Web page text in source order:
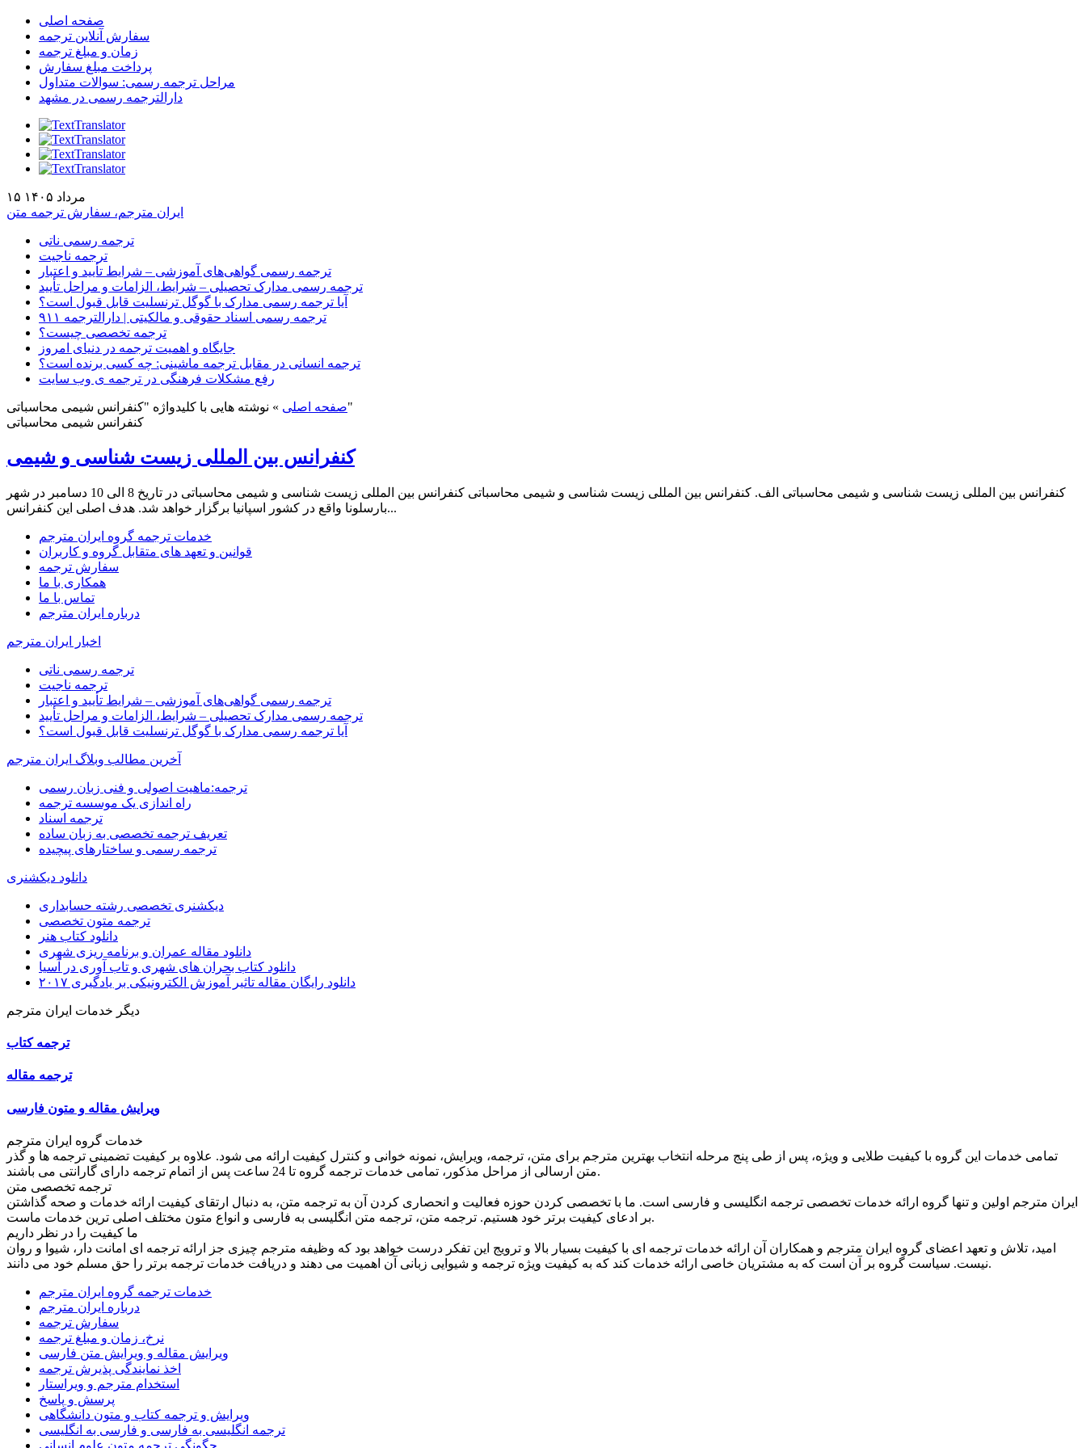
صفحه اصلی
سفارش آنلاین ترجمه
زمان و مبلغ ترجمه
پرداخت مبلغ سفارش
مراحل ترجمه رسمی: سوالات متداول
دارالترجمه رسمی در مشهد
۱۵ مرداد ۱۴۰۵
ایران مترجم، سفارش ترجمه متن
ترجمه رسمی ناتی
ترجمه ناجیت
ترجمه رسمی گواهی‌های آموزشی – شرایط تأیید و اعتبار
ترجمه رسمی مدارک تحصیلی – شرایط، الزامات و مراحل تأیید
آیا ترجمه رسمی مدارک با گوگل ترنسلیت قابل قبول است؟
ترجمه رسمی اسناد حقوقی و مالکیتی | دارالترجمه ۹۱۱
ترجمه تخصصی چیست؟
جایگاه و اهمیت ترجمه در دنیای امروز
ترجمه انسانی در مقابل ترجمه ماشینی: چه کسی برنده است؟
رفع مشکلات فرهنگی در ترجمه ی وب سایت
صفحه اصلی »
نوشته هایی با کلیدواژه "کنفرانس شیمی محاسباتی"
کنفرانس شیمی محاسباتی
کنفرانس بین المللی زیست شناسی و شیمی
کنفرانس بین المللی زیست شناسی و شیمی محاسباتی الف. کنفرانس بین المللی زیست شناسی و شیمی محاسباتی کنفرانس بین المللی زیست شناسی و شیمی محاسباتی در تاریخ 8 الی 10 دسامبر در شهر
بارسلونا واقع در کشور اسپانیا برگزار خواهد شد. هدف اصلی این کنفرانس...
خدمات ترجمه گروه ایران مترجم
قوانین و تعهد های متقابل گروه و کاربران
سفارش ترجمه
همکاری با ما
تماس با ما
درباره ایران مترجم
اخبار ایران مترجم
ترجمه رسمی ناتی
ترجمه ناجیت
ترجمه رسمی گواهی‌های آموزشی – شرایط تأیید و اعتبار
ترجمه رسمی مدارک تحصیلی – شرایط، الزامات و مراحل تأیید
آیا ترجمه رسمی مدارک با گوگل ترنسلیت قابل قبول است؟
آخرین مطالب وبلاگ ایران مترجم
ترجمه:ماهیت اصولی و فنی زبان رسمی
راه اندازی یک موسسه ترجمه
ترجمه اسناد
تعریف ترجمه تخصصی به زبان ساده
ترجمه رسمی و ساختارهای پیچیده
دانلود دیکشنری
دیکشنری تخصصی رشته حسابداری
ترجمه متون تخصصی
دانلود کتاب هنر
دانلود مقاله عمران و برنامه ریزی شهری
دانلود کتاب بحران های شهری و تاب آوری در آسیا
دانلود رایگان مقاله تاثیر آموزش الکترونیکی بر یادگیری ۲۰۱۷
دیگر خدمات ایران مترجم
ترجمه کتاب
ترجمه مقاله
ویرایش مقاله و متون فارسی
خدمات گروه ایران مترجم
تمامی خدمات این گروه با کیفیت طلایی و ویژه، پس از طی پنج مرحله انتخاب بهترین مترجم برای متن، ترجمه، ویرایش، نمونه خوانی و کنترل کیفیت ارائه می شود. علاوه بر کیفیت تضمینی ترجمه ها و گذر
متن ارسالی از مراحل مذکور، تمامی خدمات ترجمه گروه تا 24 ساعت پس از اتمام ترجمه دارای گارانتی می باشند.
ترجمه تخصصی متن
ایران مترجم اولین و تنها گروه ارائه خدمات تخصصی ترجمه انگلیسی و فارسی است. ما با تخصصی کردن حوزه فعالیت و انحصاری کردن آن به ترجمه متن، به دنبال ارتقای کیفیت ارائه خدمات و صحه گذاشتن
بر ادعای کیفیت برتر خود هستیم. ترجمه متن، ترجمه متن انگلیسی به فارسی و انواع متون مختلف اصلی ترین خدمات ماست.
ما کیفیت را در نظر داریم
امید، تلاش و تعهد اعضای گروه ایران مترجم و همکاران آن ارائه خدمات ترجمه ای با کیفیت بسیار بالا و ترویج این تفکر درست خواهد بود که وظیفه مترجم چیزی جز ارائه ترجمه ای امانت دار، شیوا و روان
نیست. سیاست گروه بر آن است که به مشتریان خاصی ارائه خدمات کند که به کیفیت ویژه ترجمه و شیوایی زبانی آن اهمیت می دهند و دریافت خدمات ترجمه برتر را حق مسلم خود می دانند.
خدمات ترجمه گروه ایران مترجم
درباره ایران مترجم
سفارش ترجمه
نرخ، زمان و مبلغ ترجمه
ویرایش مقاله و ویرایش متن فارسی
اخذ نمایندگی پذیرش ترجمه
استخدام مترجم و ویراستار
پرسش و پاسخ
ویرایش و ترجمه کتاب و متون دانشگاهی
ترجمه انگلیسی به فارسی و فارسی به انگلیسی
چگونگی ترجمه متون علوم انسانی